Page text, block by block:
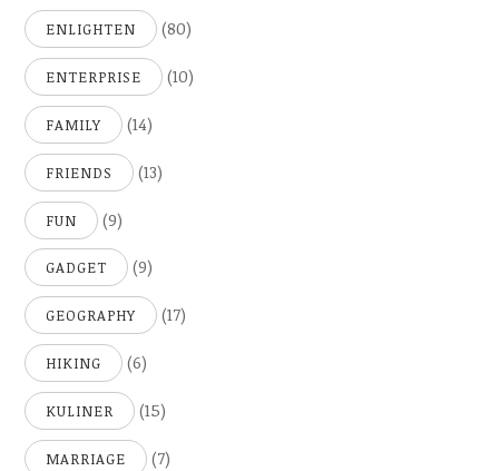
ENLIGHTEN (80)
ENTERPRISE (10)
FAMILY (14)
FRIENDS (13)
FUN (9)
GADGET (9)
GEOGRAPHY (17)
HIKING (6)
KULINER (15)
MARRIAGE (7)